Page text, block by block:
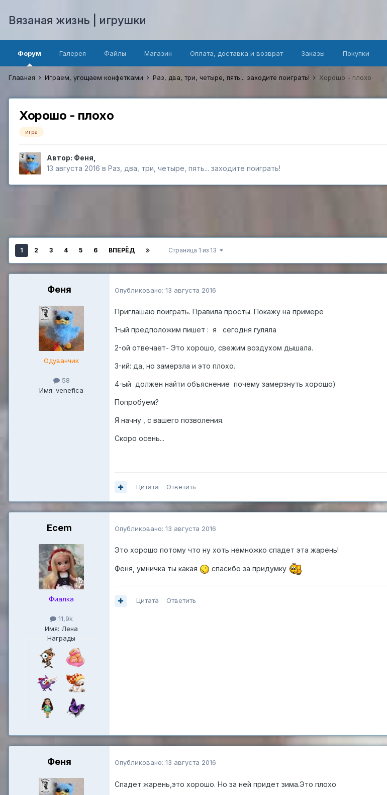
Вязаная жизнь | игрушки
Форум Галерея Файлы Магазин Оплата, доставка и возврат Заказы Покупки
Главная Играем, угощаем конфетками Раз, два, три, четыре, пять... заходите поиграть! Хорошо - плохо
Хорошо - плохо
игра
Автор: Феня
13 августа 2016 в Раз, два, три, четыре, пять... заходите поиграть!
1 2 3 4 5 6 ВПЕРЁД Страница 1 из 13
Феня
Одуванчик
58
Имя: venefica
Опубликовано: 13 августа 2016
Приглашаю поиграть. Правила просты. Покажу на примере
1-ый предположим пишет : я сегодня гуляла
2-ой отвечает- Это хорошо, свежим воздухом дышала.
3-ий: да, но замерзла и это плохо.
4-ый должен найти объяснение почему замерзнуть хорошо)
Попробуем?
Я начну , с вашего позволения.
Скоро осень...
Цитата Ответить
Ecem
Фиалка
11,9k
Имя: Лена
Награды
Опубликовано: 13 августа 2016
Это хорошо потому что ну хоть немножко спадет эта жарень!
Феня, умничка ты какая спасибо за придумку
Цитата Ответить
Феня Опубликовано: 13 августа 2016
Спадет жарень,это хорошо. Но за ней придет зима.Это плохо